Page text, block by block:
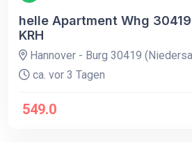
helle Apartment Whg
KRH
Hannover - Burg 30419
ca. vor 3 Tagen
549.0